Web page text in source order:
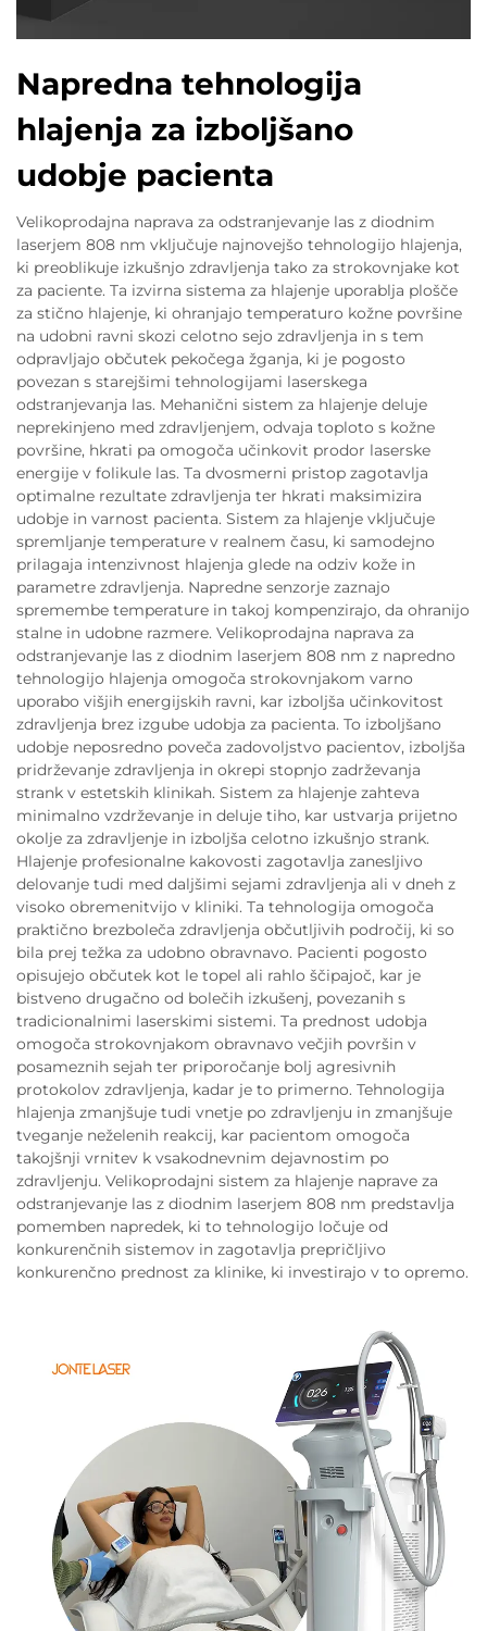
Napredna tehnologija
hlajenja za izboljšano
udobje pacienta
Velikoprodajna naprava za odstranjevanje las z diodnim
laserjem 808 nm vključuje najnovejšo tehnologijo hlajenja,
ki preoblikuje izkušnjo zdravljenja tako za strokovnjake kot
za paciente. Ta izvirna sistema za hlajenje uporablja plošče
za stično hlajenje, ki ohranjajo temperaturo kožne površine
na udobni ravni skozi celotno sejo zdravljenja in s tem
odpravljajo občutek pekočega žganja, ki je pogosto
povezan s starejšimi tehnologijami laserskega
odstranjevanja las. Mehanični sistem za hlajenje deluje
neprekinjeno med zdravljenjem, odvaja toploto s kožne
površine, hkrati pa omogoča učinkovit prodor laserske
energije v folikule las. Ta dvosmerni pristop zagotavlja
optimalne rezultate zdravljenja ter hkrati maksimizira
udobje in varnost pacienta. Sistem za hlajenje vključuje
spremljanje temperature v realnem času, ki samodejno
prilagaja intenzivnost hlajenja glede na odziv kože in
parametre zdravljenja. Napredne senzorje zaznajo
spremembe temperature in takoj kompenzirajo, da ohranijo
stalne in udobne razmere. Velikoprodajna naprava za
odstranjevanje las z diodnim laserjem 808 nm z napredno
tehnologijo hlajenja omogoča strokovnjakom varno
uporabo višjih energijskih ravni, kar izboljša učinkovitost
zdravljenja brez izgube udobja za pacienta. To izboljšano
udobje neposredno poveča zadovoljstvo pacientov, izboljša
pridrževanje zdravljenja in okrepi stopnjo zadrževanja
strank v estetskih klinikah. Sistem za hlajenje zahteva
minimalno vzdrževanje in deluje tiho, kar ustvarja prijetno
okolje za zdravljenje in izboljša celotno izkušnjo strank.
Hlajenje profesionalne kakovosti zagotavlja zanesljivo
delovanje tudi med daljšimi sejami zdravljenja ali v dneh z
visoko obremenitvijo v kliniki. Ta tehnologija omogoča
praktično brezboleča zdravljenja občutljivih področij, ki so
bila prej težka za udobno obravnavo. Pacienti pogosto
opisujejo občutek kot le topel ali rahlo ščipajoč, kar je
bistveno drugačno od bolečih izkušenj, povezanih s
tradicionalnimi laserskimi sistemi. Ta prednost udobja
omogoča strokovnjakom obravnavo večjih površin v
posameznih sejah ter priporočanje bolj agresivnih
protokolov zdravljenja, kadar je to primerno. Tehnologija
hlajenja zmanjšuje tudi vnetje po zdravljenju in zmanjšuje
tveganje neželenih reakcij, kar pacientom omogoča
takojšnji vrnitev k vsakodnevnim dejavnostim po
zdravljenju. Velikoprodajni sistem za hlajenje naprave za
odstranjevanje las z diodnim laserjem 808 nm predstavlja
pomemben napredek, ki to tehnologijo ločuje od
konkurenčnih sistemov in zagotavlja prepričljivo
konkurenčno prednost za klinike, ki investirajo v to opremo.